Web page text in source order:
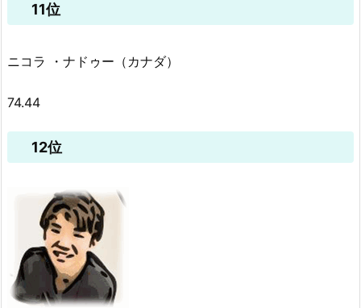
11位
ニコラ ・ナドゥー（カナダ）
74.44
12位